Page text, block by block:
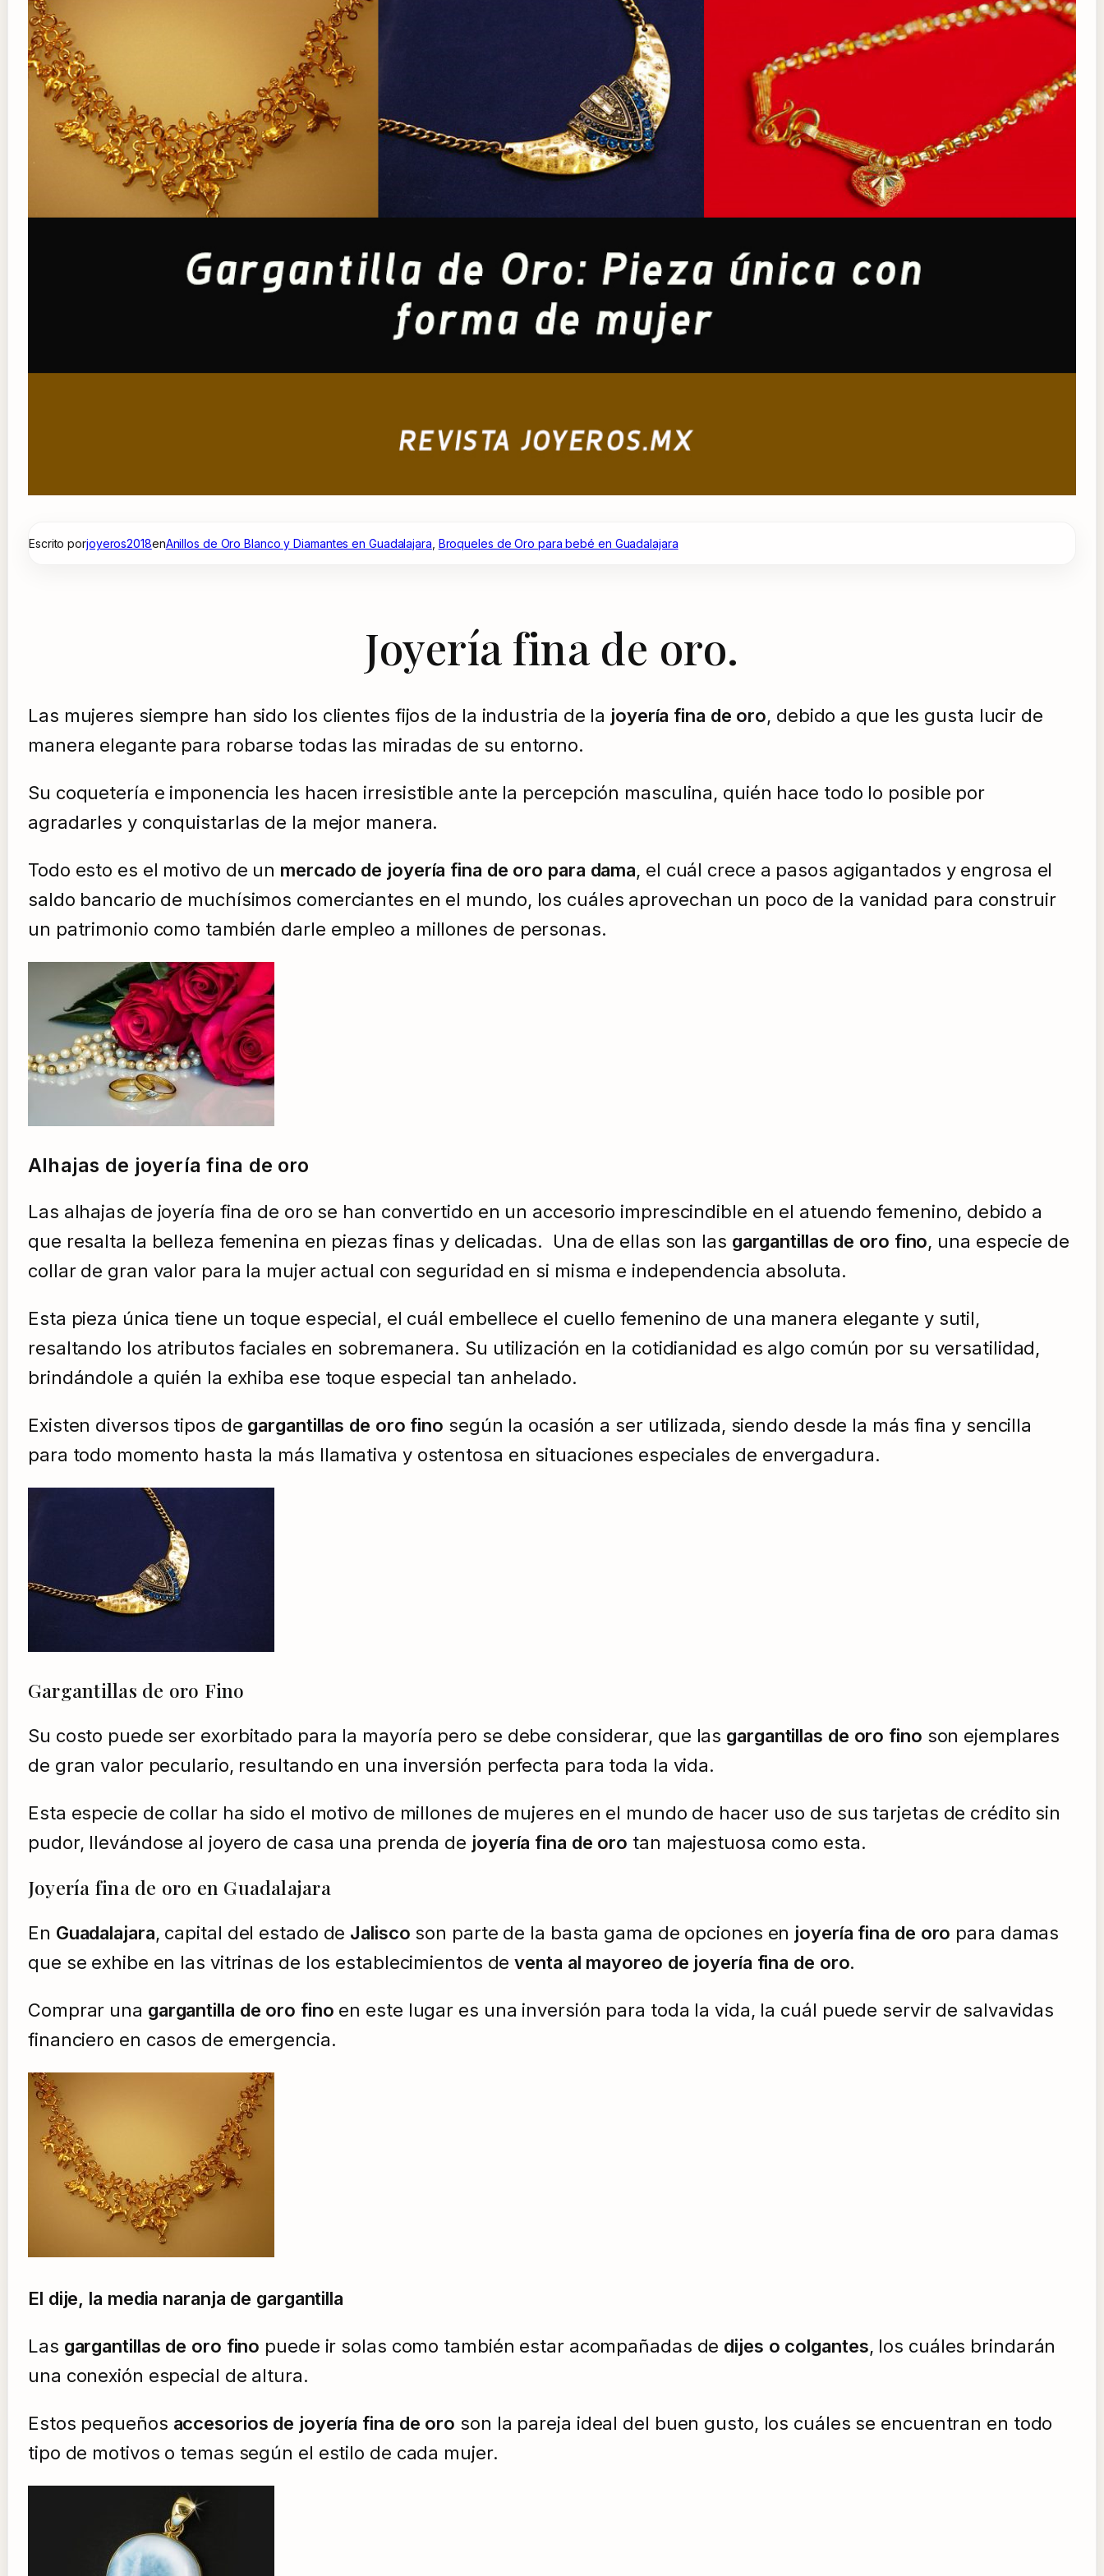
Escrito porjoyeros2018enAnillos de Oro Blanco y Diamantes en Guadalajara Broqueles de Oro para bebé en Guadalajara
Joyería fina de oro.
Las mujeres siempre han sido los clientes fijos de la industria de la joyería fina de oro, debido a que les gusta lucir de
manera elegante para robarse todas las miradas de su entorno.
Su coquetería e imponencia les hacen irresistible ante la percepción masculina, quién hace todo lo posible por
agradarles y conquistarlas de la mejor manera.
Todo esto es el motivo de un mercado de joyería fina de oro para dama, el cuál crece a pasos agigantados y engrosa el
saldo bancario de muchísimos comerciantes en el mundo, los cuáles aprovechan un poco de la vanidad para construir
un patrimonio como también darle empleo a millones de personas.
Alhajas de joyería fina de oro
Las alhajas de joyería fina de oro se han convertido en un accesorio imprescindible en el atuendo femenino, debido a
que resalta la belleza femenina en piezas finas y delicadas. Una de ellas son las gargantillas de oro fino, una especie de
collar de gran valor para la mujer actual con seguridad en si misma e independencia absoluta.
Esta pieza única tiene un toque especial, el cuál embellece el cuello femenino de una manera elegante y sutil,
resaltando los atributos faciales en sobremanera. Su utilización en la cotidianidad es algo común por su versatilidad,
brindándole a quién la exhiba ese toque especial tan anhelado.
Existen diversos tipos de gargantillas de oro fino según la ocasión a ser utilizada, siendo desde la más fina y sencilla
para todo momento hasta la más llamativa y ostentosa en situaciones especiales de envergadura.
Gargantillas de oro Fino
Su costo puede ser exorbitado para la mayoría pero se debe considerar, que las gargantillas de oro fino son ejemplares
de gran valor peculario, resultando en una inversión perfecta para toda la vida.
Esta especie de collar ha sido el motivo de millones de mujeres en el mundo de hacer uso de sus tarjetas de crédito sin
pudor, llevándose al joyero de casa una prenda de joyería fina de oro tan majestuosa como esta.
Joyería fina de oro en Guadalajara
En Guadalajara, capital del estado de Jalisco son parte de la basta gama de opciones en joyería fina de oro para damas
que se exhibe en las vitrinas de los establecimientos deventa al mayoreo de joyería fina de oro.
Comprar una gargantilla de oro fino en este lugar es una inversión para toda la vida, la cuál puede servir de salvavidas
financiero en casos de emergencia.
El dije, la media naranja de gargantilla
Las gargantillas de oro fino puede ir solas como también estar acompañadas de dijes o colgantes, los cuáles brindarán
una conexión especial de altura.
Estos pequeños accesorios de joyería fina de oro son la pareja ideal del buen gusto, los cuáles se encuentran en todo
tipo de motivos o temas según el estilo de cada mujer.